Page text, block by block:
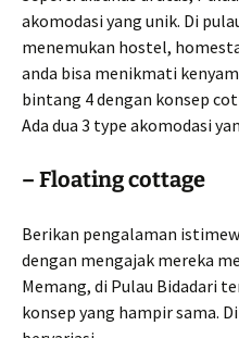
akomodasi yang unik. Di
menemukan hostel,
anda bisa menikmati
bintang 4 dengan konsep
Ada dua 3 type akomodasi
– Floating cottage
Berikan pengalaman
dengan mengajak mereka
Memang, di Pulau Bidadari
konsep yang hampir sama.